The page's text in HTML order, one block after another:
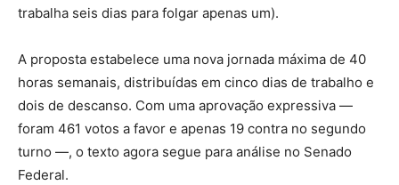
trabalha seis dias para folgar apenas um).
A proposta estabelece uma nova jornada máxima de 40
horas semanais, distribuídas em cinco dias de trabalho e
dois de descanso. Com uma aprovação expressiva —
foram 461 votos a favor e apenas 19 contra no segundo
turno —, o texto agora segue para análise no Senado
Federal.